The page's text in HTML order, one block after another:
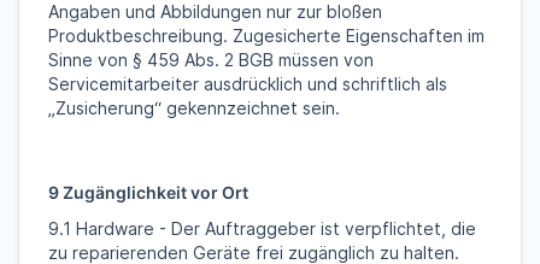
Angaben und Abbildungen nur zur bloßen
Produktbeschreibung. Zugesicherte Eigenschaften im
Sinne von § 459 Abs. 2 BGB müssen von
Servicemitarbeiter ausdrücklich und schriftlich als
„Zusicherung“ gekennzeichnet sein.
9 Zugänglichkeit vor Ort
9.1 Hardware - Der Auftraggeber ist verpflichtet, die
zu reparierenden Geräte frei zugänglich zu halten.